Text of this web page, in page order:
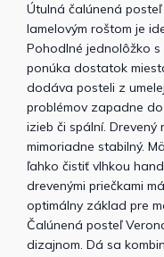
Útulná čalúnená posteľ
lamelovým roštom je
Pohodlné jednolôžko s
ponúka dostatok
dodáva posteli z
problémov zapadne
izieb či spální.
mimoriadne stabilný.
ľahko čistiť vlhkou
drevenými priečkami
optimálny základ pre
Čalúnená posteľ
dizajnom. Dá sa